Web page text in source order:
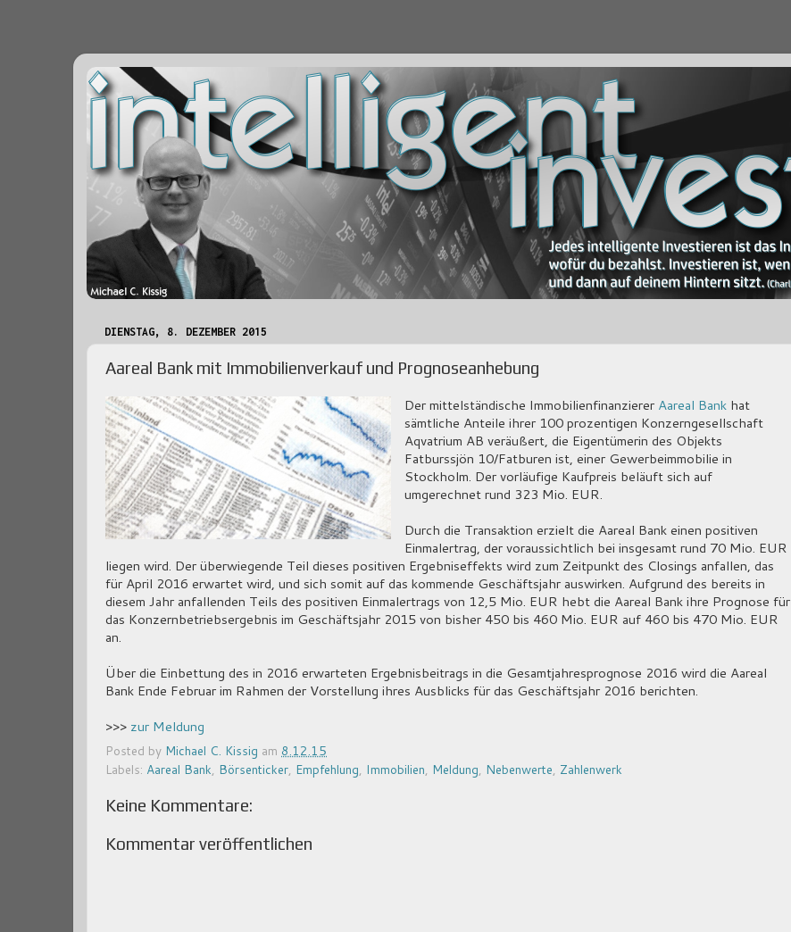
DIENSTAG, 8. DEZEMBER 2015
Aareal Bank mit Immobilienverkauf und Prognoseanhebung
Der mittelständische Immobilienfinanzierer Aareal Bankhat
sämtliche Anteile ihrer 100 prozentigen Konzerngesellschaft
Aqvatrium AB veräußert, die Eigentümerin des Objekts
Fatburssjön 10/Fatburen ist, einer Gewerbeimmobilie in
Stockholm. Der vorläufige Kaufpreis beläuft sich auf
umgerechnet rund 323 Mio. EUR.
Durch die Transaktion erzielt die Aareal Bank einen positiven
Einmalertrag, der voraussichtlich bei insgesamt rund 70 Mio. EUR
liegen wird. Der überwiegende Teil dieses positiven Ergebniseffekts wird zum Zeitpunkt des Closings anfallen, das
für April 2016 erwartet wird, und sich somit auf das kommende Geschäftsjahr auswirken. Aufgrund des bereits in
diesem Jahr anfallenden Teils des positiven Einmalertrags von 12,5 Mio. EUR hebt die Aareal Bank ihre Prognose für
das Konzernbetriebsergebnis im Geschäftsjahr 2015 von bisher 450 bis 460 Mio. EUR auf 460 bis 470 Mio. EUR
an.
Über die Einbettung des in 2016 erwarteten Ergebnisbeitrags in die Gesamtjahresprognose 2016 wird die Aareal
Bank Ende Februar im Rahmen der Vorstellung ihres Ausblicks für das Geschäftsjahr 2016 berichten.
>>> zur Meldung
Posted by Michael C. Kissig am 8.12.15
Labels: Aareal Bank, Börsenticker, Empfehlung, Immobilien, Meldung, Nebenwerte, Zahlenwerk
Keine Kommentare:
Kommentar veröffentlichen